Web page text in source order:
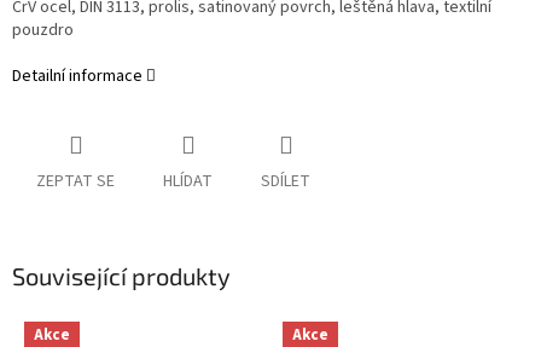
CrV ocel, DIN 3113, prolis, satinovaný povrch, leštěná hlava, textilní
pouzdro
Detailní informace
ZEPTAT SE HLÍDAT SDÍLET
Související produkty
Akce Akce